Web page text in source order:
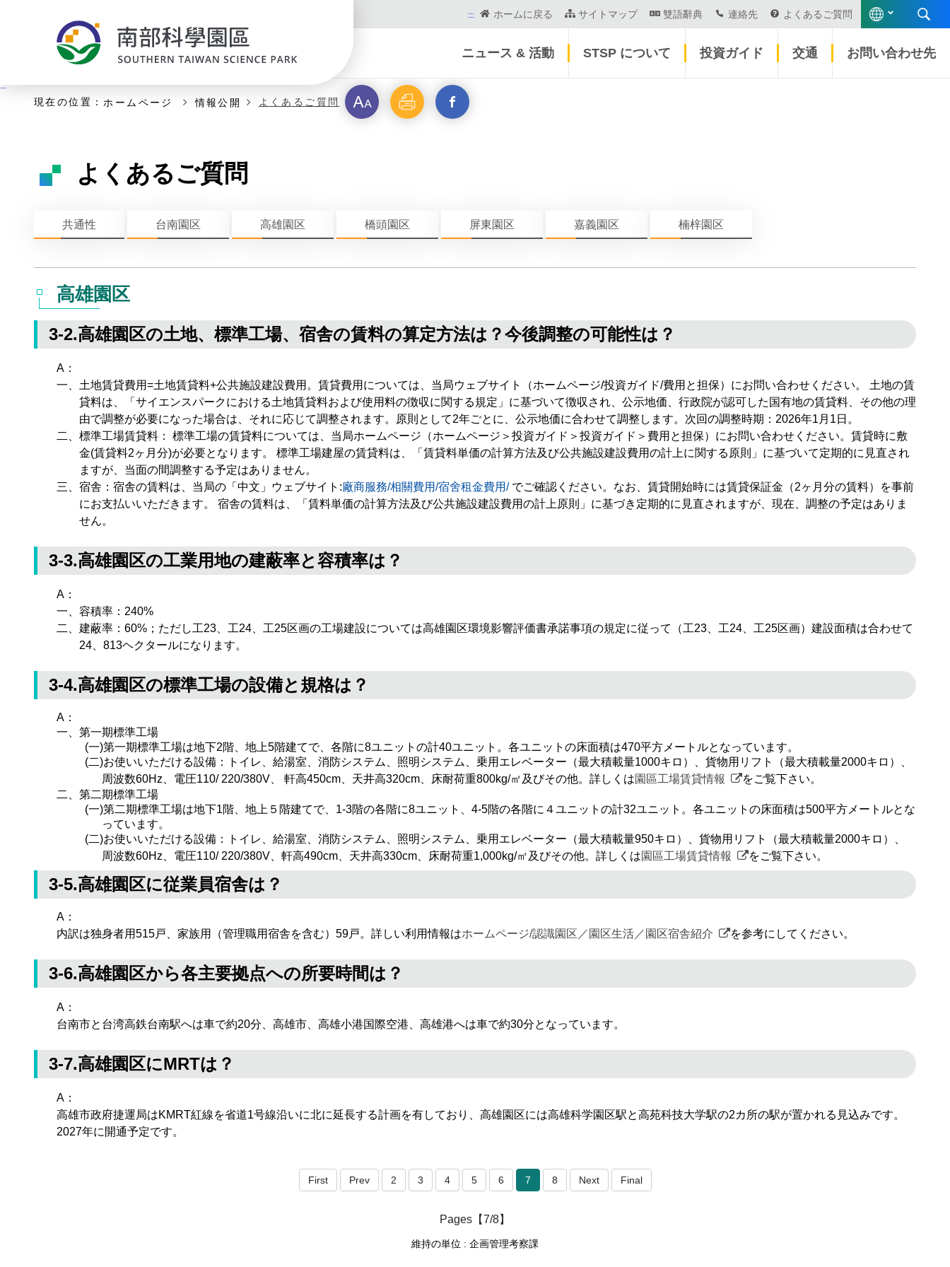
::: ホームに戻る サイトマップ 雙語辭典 連絡先 よくあるご質問
ニュース & 活動 STSP について 投資ガイド 交通 お問い合わせ先
主な内容の開始
:::
現在の位置： ホームページ 情報公開 よくあるご質問 フ
サ
イ
印 新
ド
を
く
フ
ェ
ス
ッ
よくあるご質問
共通性 台南園区 高雄園区 橋頭園区 屏東園区 嘉義園区 楠梓園区
高雄園区
3-2.高雄園区の土地、標準工場、宿舎の賃料の算定方法は？今後調整の可能性は？
A：
一、土地賃貸費用=土地賃貸料+公共施設建設費用。賃貸費用については、当局ウェブサイト（ホームページ/投資ガイド/費用と担保）にお問い合わせください。 土地の賃
貸料は、「サイエンスパークにおける土地賃貸料および使用料の徴収に関する規定」に基づいて徴収され、公示地価、行政院が認可した国有地の賃貸料、その他の理
由で調整が必要になった場合は、それに応じて調整されます。原則として2年ごとに、公示地価に合わせて調整します。次回の調整時期：2026年1月1日。
二、標準工場賃貸料： 標準工場の賃貸料については、当局ホームページ（ホームページ＞投資ガイド＞投資ガイド＞費用と担保）にお問い合わせください。賃貸時に敷
金(賃貸料2ヶ月分)が必要となります。 標準工場建屋の賃貸料は、「賃貸料単価の計算方法及び公共施設建設費用の計上に関する原則」に基づいて定期的に見直され
ますが、当面の間調整する予定はありません。
三、宿舎：宿舎の賃料は、当局の「中文」ウェブサイト:廠商服務/相關費用/宿舍租金費用/でご確認ください。なお、賃貸開始時には賃貸保証金（2ヶ月分の賃料）を事前
にお支払いいただきます。 宿舎の賃料は、「賃料単価の計算方法及び公共施設建設費用の計上原則」に基づき定期的に見直されますが、現在、調整の予定はありま
せん。
3-3.高雄園区の工業用地の建蔽率と容積率は？
A：
一、容積率：240%
二、建蔽率：60%；ただし工23、工24、工25区画の工場建設については高雄園区環境影響評価書承諾事項の規定に従って（工23、工24、工25区画）建設面積は合わせて
24、813ヘクタールになります。
3-4.高雄園区の標準工場の設備と規格は？
A：
一、第一期標準工場
(一)第一期標準工場は地下2階、地上5階建てで、各階に8ユニットの計40ユニット。各ユニットの床面積は470平方メートルとなっています。
(二)お使いいただける設備：トイレ、給湯室、消防システム、照明システム、乗用エレベーター（最大積載量1000キロ）、貨物用リフト（最大積載量2000キロ）、
周波数60Hz、電圧110/ 220/380V、 軒高450cm、天井高320cm、床耐荷重800kg/㎡及びその他。詳しくは園區工場賃貸情報
をご覧下さい。
二、第二期標準工場
(一)第二期標準工場は地下1階、地上５階建てで、1-3階の各階に8ユニット、4-5階の各階に４ユニットの計32ユニット。各ユニットの床面積は500平方メートルとな
っています。
(二)お使いいただける設備：トイレ、給湯室、消防システム、照明システム、乗用エレベーター（最大積載量950キロ）、貨物用リフト（最大積載量2000キロ）、
周波数60Hz、電圧110/ 220/380V、軒高490cm、天井高330cm、床耐荷重1,000kg/㎡及びその他。詳しくは園區工場賃貸情報 をご覧下さい。
3-5.高雄園区に従業員宿舎は？
A：
内訳は独身者用515戸、家族用（管理職用宿舎を含む）59戸。詳しい利用情報はホームページ/認識園区／園区生活／園区宿舎紹介 を参考にしてください。
3-6.高雄園区から各主要拠点への所要時間は？
A：
台南市と台湾高鉄台南駅へは車で約20分、高雄市、高雄小港国際空港、高雄港へは車で約30分となっています。
3-7.高雄園区にMRTは？
A：
高雄市政府捷運局はKMRT紅線を省道1号線沿いに北に延長する計画を有しており、高雄園区には高雄科学園区駅と高苑科技大学駅の2カ所の駅が置かれる見込みです。
2027年に開通予定です。
First Prev 2 3 4 5 6 7 8 Next Final
Pages【7/8】
維持の単位 : 企画管理考察課